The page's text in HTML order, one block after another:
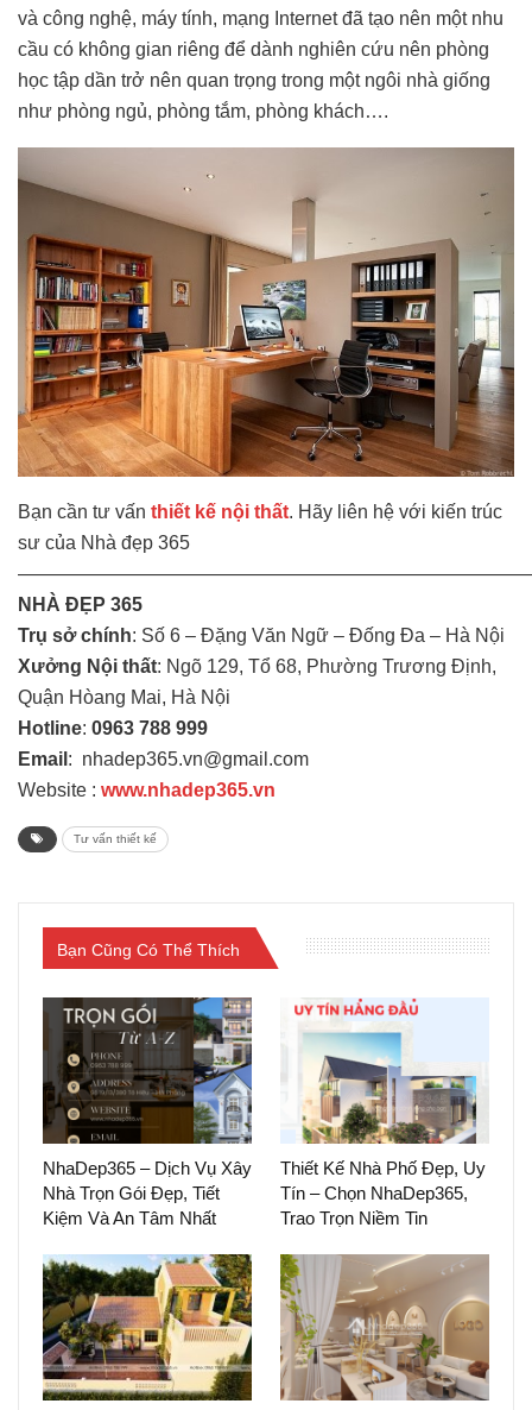
và công nghệ, máy tính, mạng Internet đã tạo nên một nhu
cầu có không gian riêng để dành nghiên cứu nên phòng
học tập dần trở nên quan trọng trong một ngôi nhà giống
như phòng ngủ, phòng tắm, phòng khách….
Bạn cần tư vấn thiết kế nội thất. Hãy liên hệ với kiến trúc
sư của Nhà đẹp 365
NHÀ ĐẸP 365
Trụ sở chính: Số 6 – Đặng Văn Ngữ – Đống Đa – Hà Nội
Xưởng Nội thất: Ngõ 129, Tổ 68, Phường Trương Định,
Quận Hòang Mai, Hà Nội
Hotline: 0963 788 999
Email : nhadep365.vn@gmail.com
Website : www.nhadep365.vn
musculo
del
cuerpo
Tư vấn thiết kế
Bạn Cũng Có Thể Thích
NhaDep365 – Dịch Vụ Xây
Nhà Trọn Gói Đẹp, Tiết
Kiệm Và An Tâm Nhất
Thiết Kế Nhà Phố Đẹp, Uy
Tín – Chọn NhaDep365,
Trao Trọn Niềm Tin